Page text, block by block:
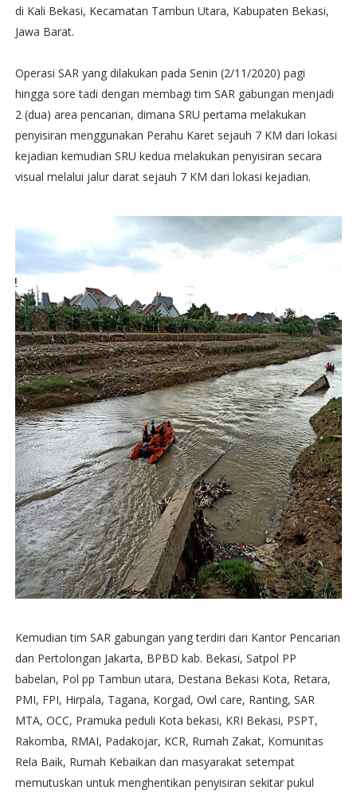
di Kali Bekasi, Kecamatan Tambun Utara, Kabupaten Bekasi,
Jawa Barat.
Operasi SAR yang dilakukan pada Senin (2/11/2020) pagi
hingga sore tadi dengan membagi tim SAR gabungan menjadi
2 (dua) area pencarian, dimana SRU pertama melakukan
penyisiran menggunakan Perahu Karet sejauh 7 KM dari lokasi
kejadian kemudian SRU kedua melakukan penyisiran secara
visual melalui jalur darat sejauh 7 KM dari lokasi kejadian.
Kemudian tim SAR gabungan yang terdiri dari Kantor Pencarian
dan Pertolongan Jakarta, BPBD kab. Bekasi, Satpol PP
babelan, Pol pp Tambun utara, Destana Bekasi Kota, Retara,
PMI, FPI, Hirpala, Tagana, Korgad, Owl care, Ranting, SAR
MTA, OCC, Pramuka peduli Kota bekasi, KRI Bekasi, PSPT,
Rakomba, RMAI, Padakojar, KCR, Rumah Zakat, Komunitas
Rela Baik, Rumah Kebaikan dan masyarakat setempat
memutuskan untuk menghentikan penyisiran sekitar pukul